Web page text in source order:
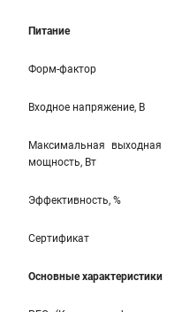
Питание
Форм-фактор
Входное напряжение, В
Максимальная выходная
мощность, Вт
Эффективность, %
Сертификат
Основные характеристики